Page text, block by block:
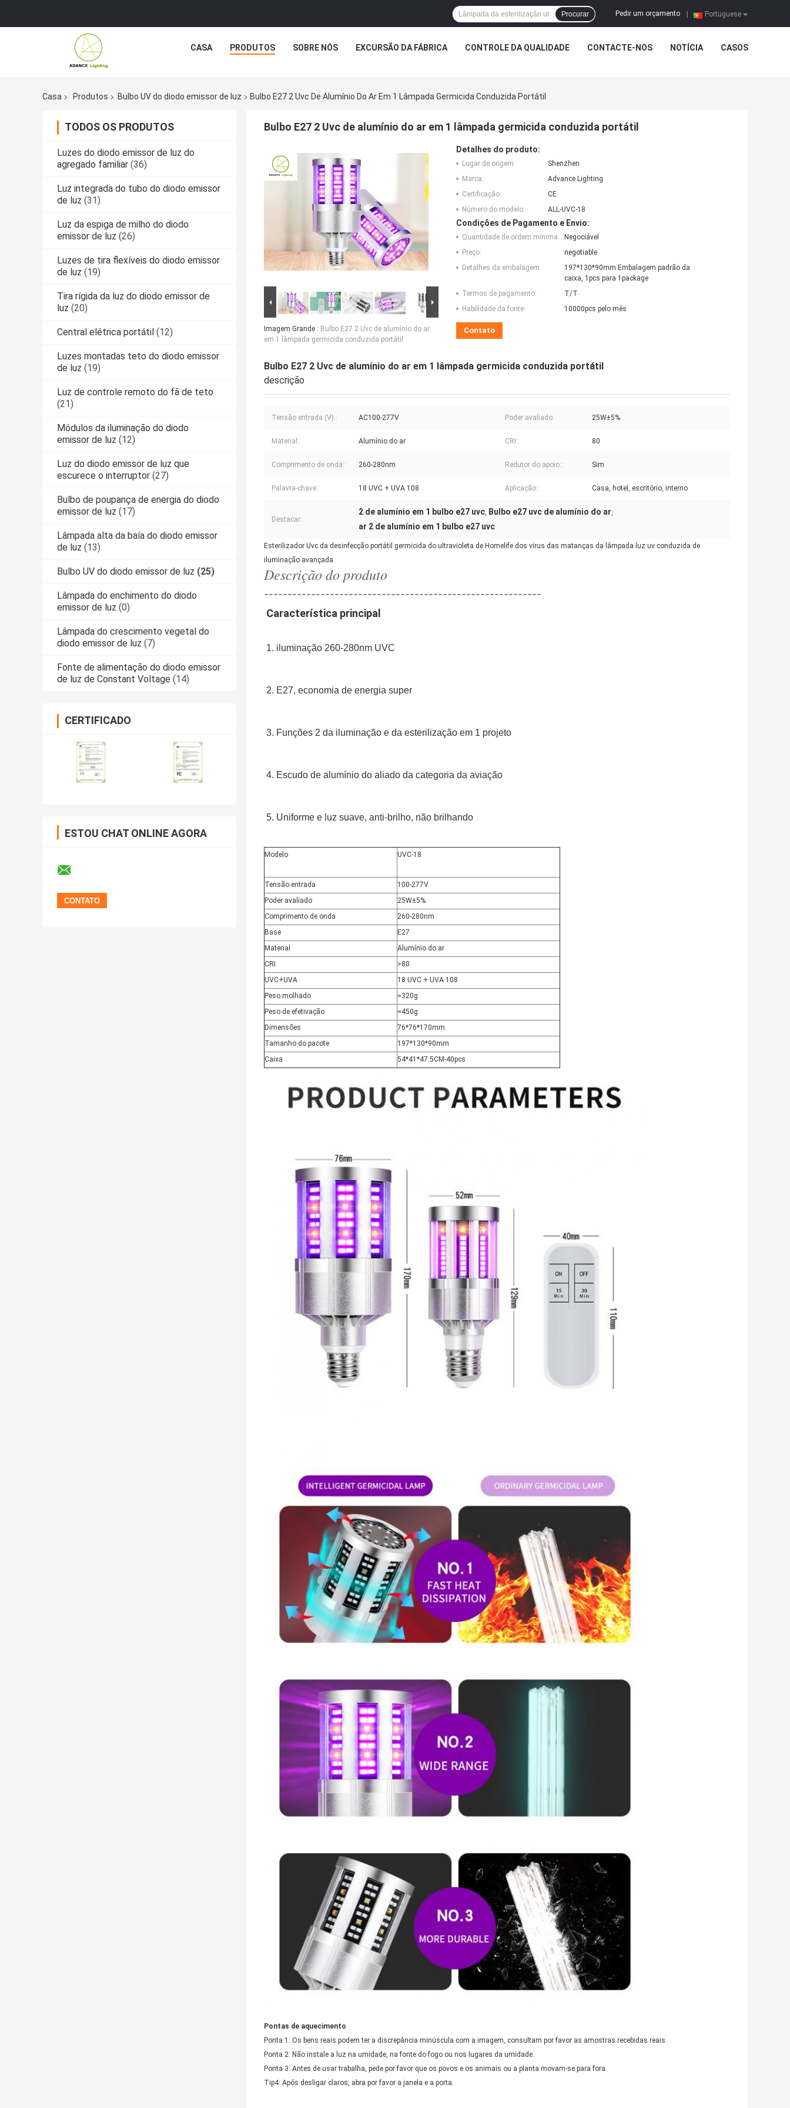
Portuguese
Pedir um orçamento
Procurar
CASA PRODUTOS SOBRE NÓS EXCURSÃO DA FÁBRICA CONTROLE DA QUALIDADE CONTACTE-NOS NOTÍCIA CASOS
Casa Produtos Bulbo UV do diodo emissor de luz Bulbo E27 2 Uvc De Alumínio Do Ar Em 1 Lâmpada Germicida Conduzida Portátil
TODOS OS PRODUTOS
Luzes do diodo emissor de luz do
agregado familiar (36)
Luz integrada do tubo do diodo emissor
de luz (31)
Luz da espiga de milho do diodo
emissor de luz (26)
Luzes de tira flexíveis do diodo emissor
de luz (19)
Tira rígida da luz do diodo emissor de
luz (20)
Central elétrica portátil (12)
Luzes montadas teto do diodo emissor
de luz (19)
Luz de controle remoto do fã de teto
(21)
Módulos da iluminação do diodo
emissor de luz (12)
Luz do diodo emissor de luz que
escurece o interruptor (27)
Bulbo de poupança de energia do diodo
emissor de luz (17)
Lâmpada alta da baía do diodo emissor
de luz (13)
Bulbo UV do diodo emissor de luz (25)
Lâmpada do enchimento do diodo
emissor de luz (0)
Lâmpada do crescimento vegetal do
diodo emissor de luz (7)
Fonte de alimentação do diodo emissor
de luz de Constant Voltage (14)
CERTIFICADO
ESTOU CHAT ONLINE AGORA
Bulbo E27 2 Uvc de alumínio do ar em 1 lâmpada germicida conduzida portátil
Imagem Grande : Bulbo E27 2 Uvc de alumínio do ar
em 1 lâmpada germicida conduzida portátil
Detalhes do produto:
Lugar de origem:
Shenzhen
Marca:
Advance Lighting
Certificação:
CE
Número do modelo:
ALL-UVC-18
Condições de Pagamento e Envio:
Quantidade de ordem mínima:
Negociável
Preço:
negotiable
Detalhes da embalagem:
197*130*90mm Embalagem padrão da
caixa, 1pcs para 1package
Termos de pagamento:
T/T
Habilidade da fonte:
10000pcs pelo mês
Contato
Bulbo E27 2 Uvc de alumínio do ar em 1 lâmpada germicida conduzida portátil
descrição
Tensão entrada (V):: AC100-277V Poder avaliado: 25W±5%
Material:: Alumínio do ar CRI:: 80
Comprimento de onda:: 260-280nm Redutor do apoio:: Sim
Palavra-chave:: 18 UVC + UVA 108 Aplicação:: Casa, hotel, escritório, interno
Destacar:
2 de alumínio em 1 bulbo e27 uvc, Bulbo e27 uvc de alumínio do ar,
ar 2 de alumínio em 1 bulbo e27 uvc
Esterilizador Uvc da desinfecção portátil germicida do ultravioleta de Homelife dos vírus das matanças da lâmpada luz uv conduzida de
iluminação avançada
Descrição do produto
-----------------------------------------------------------
Característica principal
1. iluminação 260-280nm UVC
2. E27, economia de energia super
3. Funções 2 da iluminação e da esterilização em 1 projeto
4. Escudo de alumínio do aliado da categoria da aviação
5. Uniforme e luz suave, anti-brilho, não brilhando
Modelo UVC-18
Tensão entrada
100-277V
Poder avaliado
25W±5%
Comprimento de onda
260-280nm
Base
E27
Material
Alumínio do ar
CRI
>80
UVC+UVA
18 UVC + UVA 108
Peso molhado
≈320g
Peso de efetivação
≈450g
Dimensões
76*76*170mm
Tamanho do pacote
197*130*90mm
Caixa
54*41*47.5CM-40pcs
Pontas de aquecimento
Ponta 1: Os bens reais podem ter a discrepância minúscula com a imagem, consultam por favor as amostras recebidas reais
Ponta 2: Não instale a luz na umidade, na fonte do fogo ou nos lugares da umidade.
Ponta 3: Antes de usar trabalha, pede por favor que os povos e os animais ou a planta movam-se para fora
Tip4: Após desligar claros, abra por favor a janela e a porta.